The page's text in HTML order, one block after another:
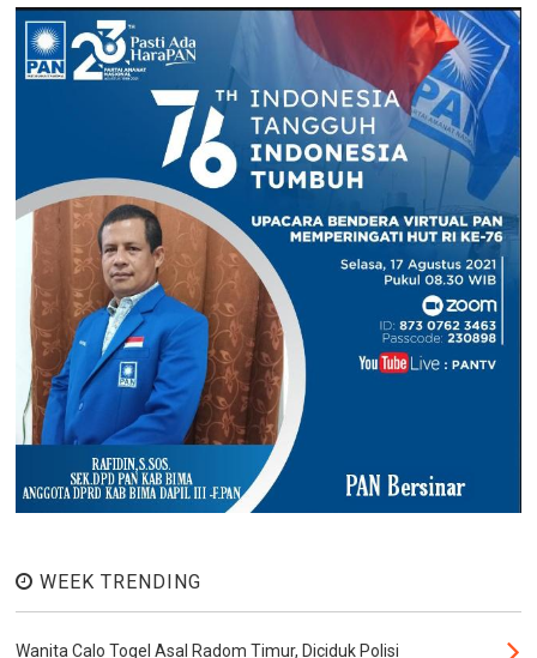
WEEK TRENDING
Wanita Calo Togel Asal Radom Timur, Diciduk Polisi